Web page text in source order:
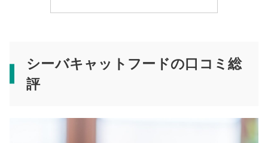
シーバキャットフードの口コミ総
評